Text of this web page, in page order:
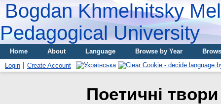
Bogdan Khmelnitsky
Pedagogical University
Home About Language Browse by Year
Login
Create Account
Поетичні